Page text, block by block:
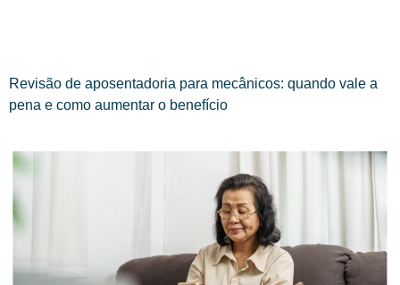
Revisão de aposentadoria para mecânicos: quando vale a
pena e como aumentar o benefício